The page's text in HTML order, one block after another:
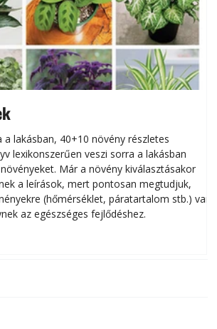
a lakásban, 40+10 növény részletes
lexikonszerűen veszi sorra a lakásban
Már a növény kiválasztásakor
a leírások, mert pontosan megtudjuk,
(hőmérséklet, páratartalom stb.) van
az egészséges fejlődéshez.